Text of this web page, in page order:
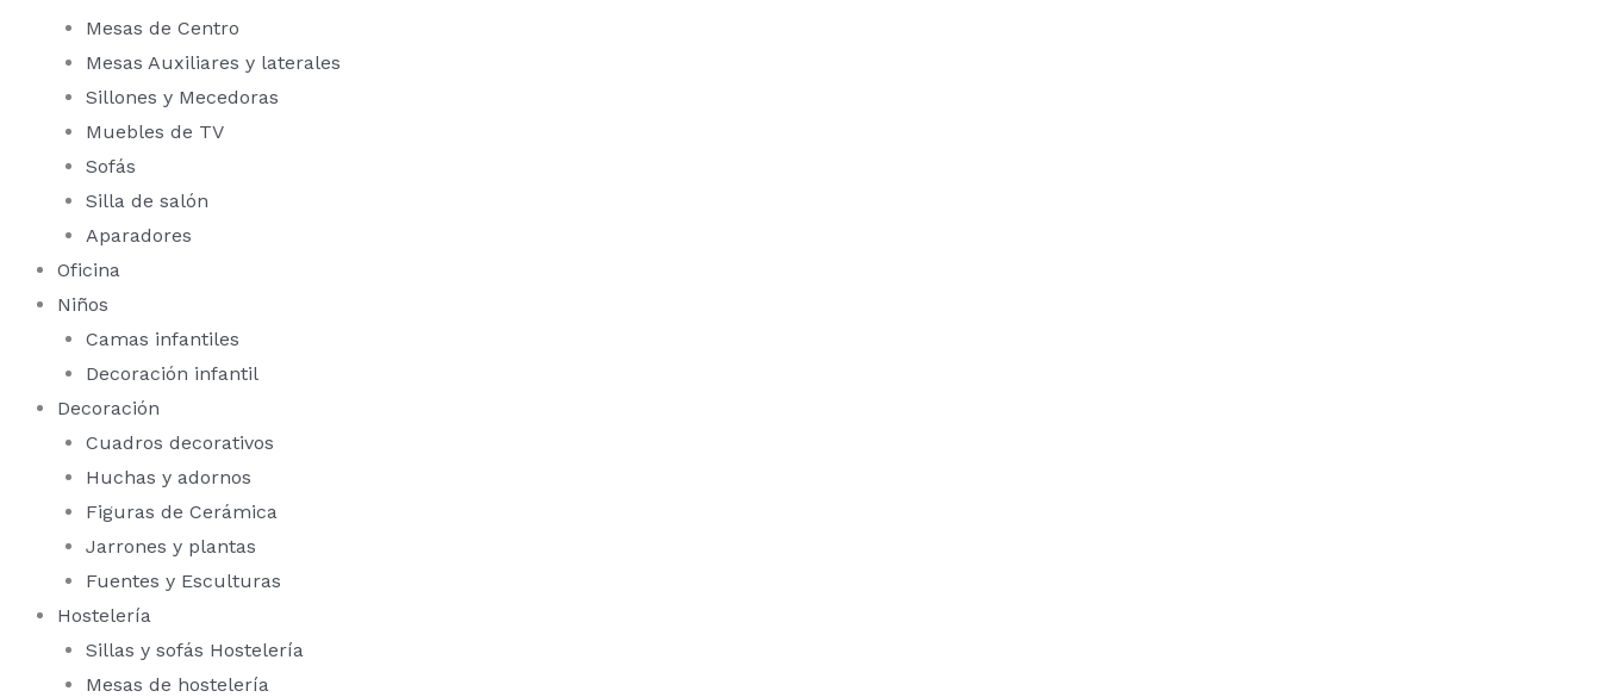
Mesas de Centro
Mesas Auxiliares y laterales
Sillones y Mecedoras
Muebles de TV
Sofás
Silla de salón
Aparadores
Oficina
Niños
Camas infantiles
Decoración infantil
Decoración
Cuadros decorativos
Huchas y adornos
Figuras de Cerámica
Jarrones y plantas
Fuentes y Esculturas
Hostelería
Sillas y sofás Hostelería
Mesas de hostelería